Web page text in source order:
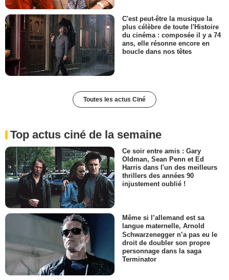
C'est peut-être la musique la
plus célèbre de toute l'Histoire
du cinéma : composée il y a 74
ans, elle résonne encore en
boucle dans nos têtes
Toutes les actus Ciné
Top actus ciné de la semaine
Ce soir entre amis : Gary
Oldman, Sean Penn et Ed
Harris dans l'un des meilleurs
thrillers des années 90
injustement oublié !
Même si l’allemand est sa
langue maternelle, Arnold
Schwarzenegger n’a pas eu le
droit de doubler son propre
personnage dans la saga
Terminator